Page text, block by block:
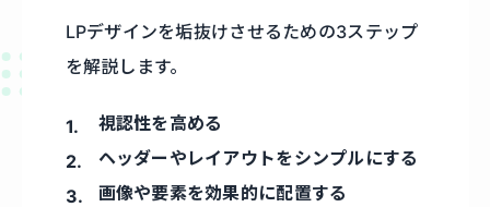
LPデザインを垢抜けさせるための3ステップ
を解説します。
視認性を高める
ヘッダーやレイアウトをシンプルにする
画像や要素を効果的に配置する